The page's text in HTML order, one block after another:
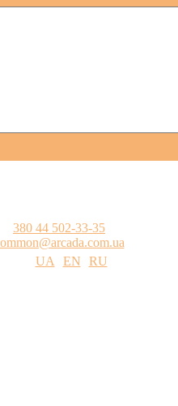
380 44 502-33-35
UA
EN
RU